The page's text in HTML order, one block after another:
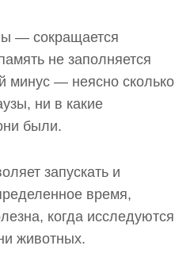
— сокращается
не заполняется
минус — неясно сколько
ни в какие
были.
запускать и
время,
когда исследуются
животных.